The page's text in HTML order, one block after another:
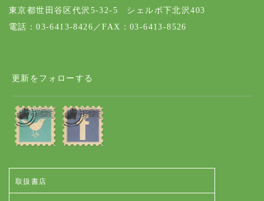
東京都世田谷区代沢5-32-5 シェルボ下北沢403
電話：03-6413-8426／FAX：03-6413-8526
更新をフォローする
取扱書店